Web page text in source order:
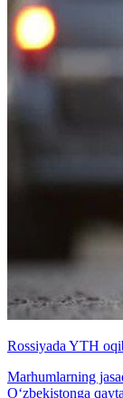
Rossiyada YTH
Marhumlarning
O‘zbekistonga